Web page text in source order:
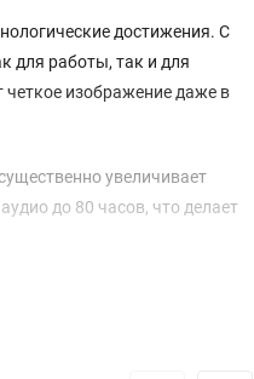
достижения. С
для работы, так и для
четкое изображение даже в
увеличивает
до 80 часов, что делает
Мп и 12 Мп